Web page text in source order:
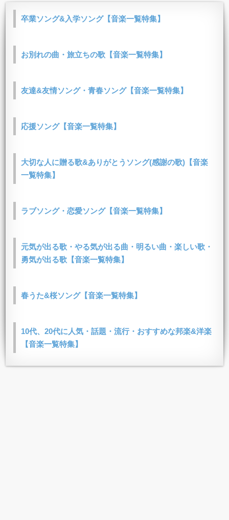
卒業ソング&入学ソング【音楽一覧特集】
お別れの曲・旅立ちの歌【音楽一覧特集】
友達&友情ソング・青春ソング【音楽一覧特集】
応援ソング【音楽一覧特集】
大切な人に贈る歌&ありがとうソング(感謝の歌)【音楽
一覧特集】
ラブソング・恋愛ソング【音楽一覧特集】
元気が出る歌・やる気が出る曲・明るい曲・楽しい歌・
勇気が出る歌【音楽一覧特集】
春うた&桜ソング【音楽一覧特集】
10代、20代に人気・話題・流行・おすすめな邦楽&洋楽
【音楽一覧特集】